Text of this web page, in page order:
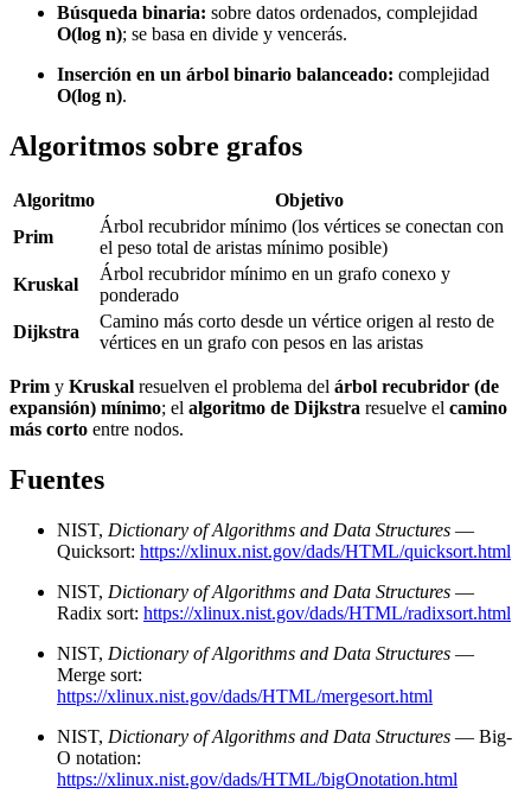
Búsqueda binaria: sobre datos ordenados, complejidad
O(log n); se basa en divide y vencerás.
Inserción en un árbol binario balanceado: complejidad
O(log n).
Algoritmos sobre grafos
Algoritmo
Objetivo
Prim
Árbol recubridor mínimo (los vértices se conectan con
el peso total de aristas mínimo posible)
Kruskal
Árbol recubridor mínimo en un grafo conexo y
ponderado
Dijkstra
Camino más corto desde un vértice origen al resto de
vértices en un grafo con pesos en las aristas
Prim y Kruskal resuelven el problema del árbol recubridor (de
expansión) mínimo; el algoritmo de Dijkstra resuelve el camino
más corto entre nodos.
Fuentes
NIST, Dictionary of Algorithms and Data Structures —
Quicksort: https://xlinux.nist.gov/dads/HTML/quicksort.html
NIST, Dictionary of Algorithms and Data Structures —
Radix sort: https://xlinux.nist.gov/dads/HTML/radixsort.html
NIST, Dictionary of Algorithms and Data Structures —
Merge sort:
https://xlinux.nist.gov/dads/HTML/mergesort.html
NIST, Dictionary of Algorithms and Data Structures — Big-
O notation:
https://xlinux.nist.gov/dads/HTML/bigOnotation.html